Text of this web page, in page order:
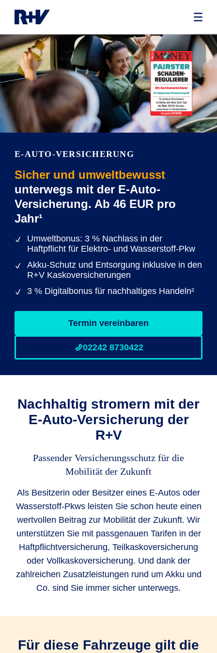
E-AUTO-VERSICHERUNG
Sicher und umweltbewusst
unterwegs mit der E-Auto-
Versicherung. Ab 46 EUR pro
Jahr¹
Umweltbonus: 3 % Nachlass in der
Haftpflicht für Elektro- und Wasserstoff-Pkw
Akku-Schutz und Entsorgung inklusive in den
R+V Kaskoversicherungen
3 % Digitalbonus für nachhaltiges Handeln²
Termin vereinbaren
02242 8730422
Nachhaltig stromern mit der
E-Auto-Versicherung der
R+V
Passender Versicherungsschutz für die
Mobilität der Zukunft
Als Besitzerin oder Besitzer eines E-Autos oder
Wasserstoff-Pkws leisten Sie schon heute einen
wertvollen Beitrag zur Mobilität der Zukunft. Wir
unterstützen Sie mit passgenauen Tarifen in der
Haftpflichtversicherung, Teilkaskoversicherung
oder Vollkaskoversicherung. Und dank der
zahlreichen Zusatzleistungen rund um Akku und
Co. sind Sie immer sicher unterwegs.
Für diese Fahrzeuge gilt die